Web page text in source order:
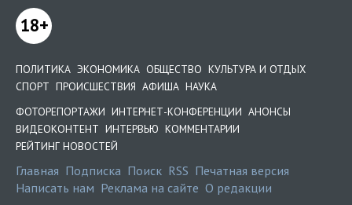
18+
ПОЛИТИКА ЭКОНОМИКА ОБЩЕСТВО КУЛЬТУРА И ОТДЫХ
СПОРТ ПРОИСШЕСТВИЯ АФИША НАУКА
ФОТОРЕПОРТАЖИ ИНТЕРНЕТ-КОНФЕРЕНЦИИ АНОНСЫ
ВИДЕОКОНТЕНТ ИНТЕРВЬЮ КОММЕНТАРИИ
РЕЙТИНГ НОВОСТЕЙ
Главная Подписка Поиск RSS Печатная версия
Написать нам Реклама на сайте О редакции